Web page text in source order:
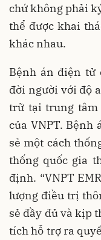
chứ không phải
thể được khai
khác nhau.
Bệnh án điện tử
đời người với độ
trữ tại trung tâm
của VNPT. Bệnh
sẻ một cách
thống quốc gia
định. “VNPT
lượng điều trị
sẻ đầy đủ và kịp
tích hỗ trợ ra